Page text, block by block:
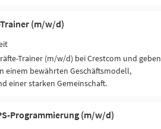
(m/w/d)
Trainer (m/w/d) bei Crestcom und geben
einem bewährten Geschäftsmodell,
einer starken Gemeinschaft.
Programmierung (m/w/d)